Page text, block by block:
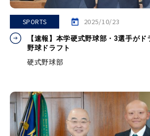
SPORTS 2025/10/23
【速報】本学硬式野球部・3選手が
野球ドラフト
硬式野球部